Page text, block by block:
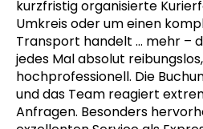
kurzfristig organisierte
Umkreis oder um einen
Transport handelt … mehr –
jedes Mal absolut
hochprofessionell. Die
und das Team reagiert
Anfragen. Besonders